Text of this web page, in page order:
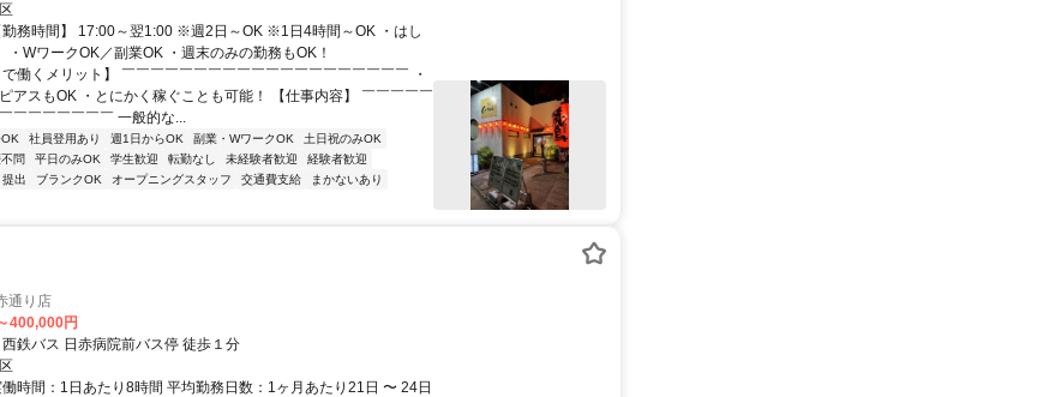
勤務時間】 17:00～翌1:00 ※週2日～OK ※1日4時間～OK ・はし
・WワークOK／副業OK ・週末のみの勤務もOK！
働くメリット】 ￣￣￣￣￣￣￣￣￣￣￣￣￣￣￣￣￣￣￣￣ ・
アスもOK ・とにかく稼ぐことも可能！ 【仕事内容】 ￣￣￣￣￣
￣￣￣￣￣￣￣ 一般的な...
社員登用あり 週1日からOK 副業・WワークOK
土日祝のみOK
問 平日のみOK 学生歓迎 転勤なし 未経験者歓迎
経験者歓迎
提出 ブランクOK オープニングスタッフ 交通費支給
まかないあり
通り店
400,000円
鉄バス 日赤病院前バス停 徒歩１分
時間：1日あたり8時間 平均勤務日数：1ヶ月あたり21日 〜 24日